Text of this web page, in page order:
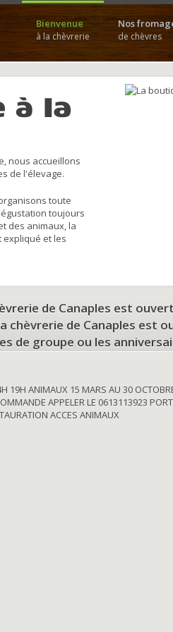
Bienvenue
à la chèvrerie
Nos
de chèvres
à la
nous accueillons
de l'élevage.
toute
toujours
des animaux, la
et les
de Canaples est
chèvrerie de Canaples est
de groupe ou les
19H ANIMAUX 15 MARS AU 30
APPELER LE 0613113923
ACCES ANIMAUX